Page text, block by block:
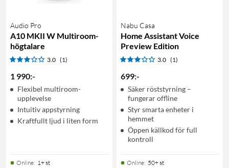
Audio Pro
A10 MKII W Multiroom-
högtalare
3.0 (1)
1 990:-
Flexibel multiroom-
upplevelse
Intuitiv appstyrning
Kraftfullt ljud i liten form
Online: 1+ st
Nabu Casa
Home Assistant Voice
Preview Edition
3.0 (1)
699:-
Säker röststyrning –
fungerar offline
Styr smarta enheter i
hemmet
Öppen källkod för full
kontroll
Online: 50+ st